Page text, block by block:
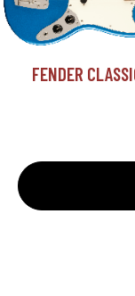
FENDER